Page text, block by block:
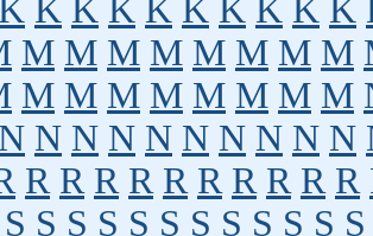
K K K K K K K K K K
M M M M M M M M
M M M M M M M M
N N N N N N N N N N
R R R R R R R R R R
S S S S S S S S S S S S